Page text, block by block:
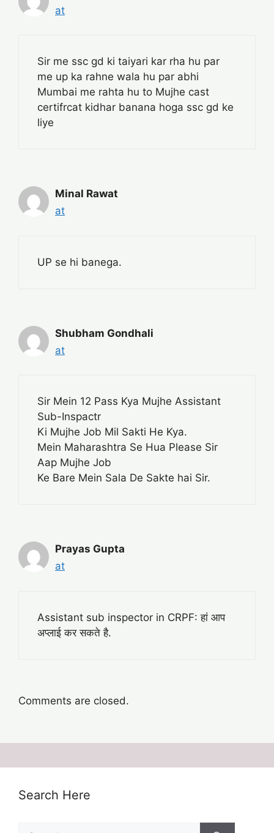
at
Sir me ssc gd ki taiyari kar rha hu par
me up ka rahne wala hu par abhi
Mumbai me rahta hu to Mujhe cast
certifrcat kidhar banana hoga ssc gd ke
liye
Minal Rawat
at
UP se hi banega.
Shubham Gondhali
at
Sir Mein 12 Pass Kya Mujhe Assistant
Sub-Inspactr
Ki Mujhe Job Mil Sakti He Kya.
Mein Maharashtra Se Hua Please Sir
Aap Mujhe Job
Ke Bare Mein Sala De Sakte hai Sir.
Prayas Gupta
at
Assistant sub inspector in CRPF: हां आप
अप्लाई कर सकते है.
Comments are closed.
Search Here